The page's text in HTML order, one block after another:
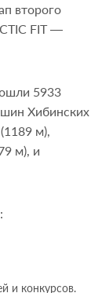
второго
FIT —
5933
Хибинских
м),
м), и
и конкурсов.